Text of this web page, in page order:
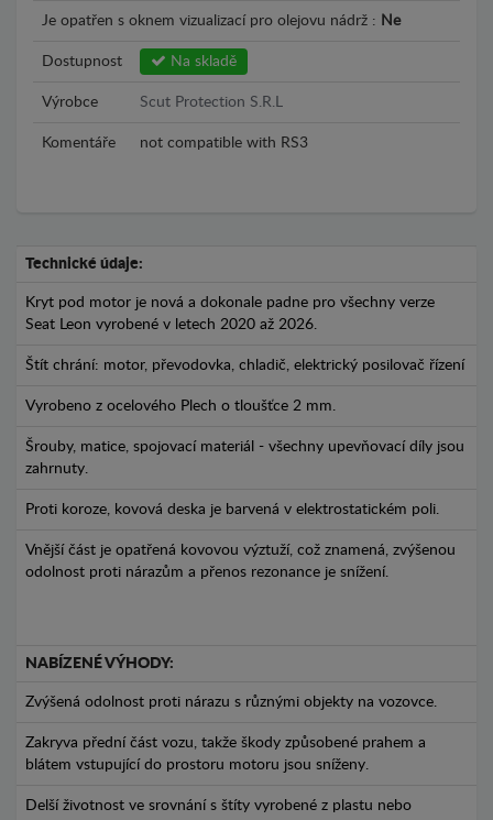
Je opatřen s oknem vizualizací pro olejovu nádrž : Ne
Dostupnost Na skladě
Výrobce Scut Protection S.R.L
Komentáře not compatible with RS3
Technické údaje:
Kryt pod motor je nová a dokonale padne pro všechny verze
Seat Leon vyrobené v letech 2020 až 2026.
Štít chrání: motor, převodovka, chladič, elektrický posilovač řízení
Vyrobeno z ocelového Plech o tloušťce 2 mm.
Šrouby, matice, spojovací materiál - všechny upevňovací díly jsou
zahrnuty.
Proti koroze, kovová deska je barvená v elektrostatickém poli.
Vnější část je opatřená kovovou výztuží, což znamená, zvýšenou
odolnost proti nárazům a přenos rezonance je snížení.
NABÍZENÉ VÝHODY:
Zvýšená odolnost proti nárazu s různými objekty na vozovce.
Zakryva přední část vozu, takže škody způsobené prahem a
blátem vstupující do prostoru motoru jsou sníženy.
Delší životnost ve srovnání s štíty vyrobené z plastu nebo